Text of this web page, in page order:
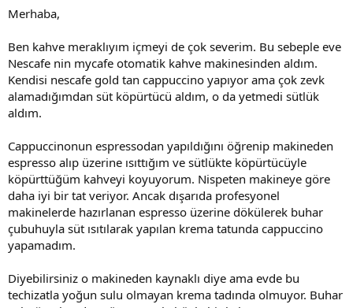
l
t
a
n
i
h
i
Merhaba,
Ben kahve meraklıyım içmeyi de çok severim. Bu sebeple eve
Nescafe nin mycafe otomatik kahve makinesinden aldım.
Kendisi nescafe gold tan cappuccino yapıyor ama çok zevk
alamadığımdan süt köpürtücü aldım, o da yetmedi sütlük
aldım.
Cappuccinonun espressodan yapıldığını öğrenip makineden
espresso alıp üzerine ısıttığım ve sütlükte köpürtücüyle
köpürttüğüm kahveyi koyuyorum. Nispeten makineye göre
daha iyi bir tat veriyor. Ancak dışarıda profesyonel
makinelerde hazırlanan espresso üzerine dökülerek buhar
çubuhuyla süt ısıtılarak yapılan krema tatunda cappuccino
yapamadım.
Diyebilirsiniz o makineden kaynaklı diye ama evde bu
techizatla yoğun sulu olmayan krema tadında olmuyor. Buhar